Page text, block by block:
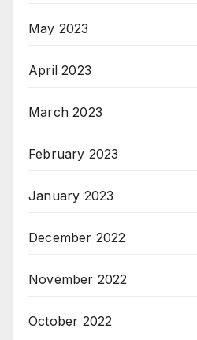
May 2023
April 2023
March 2023
February 2023
January 2023
December 2022
November 2022
October 2022